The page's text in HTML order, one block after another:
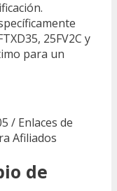
25FV2C y
para un
/ Enlaces de
Afiliados
de